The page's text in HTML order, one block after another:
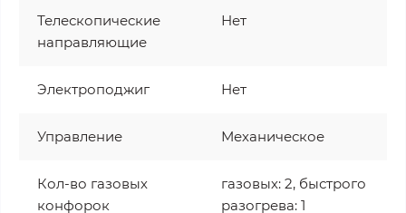
Телескопические
направляющие
Нет
Электроподжиг Нет
Управление Механическое
Кол-во газовых
конфорок
газовых: 2, быстрого
разогрева: 1